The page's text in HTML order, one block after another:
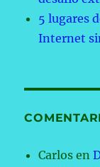
5 lugares
Internet
Carlos en